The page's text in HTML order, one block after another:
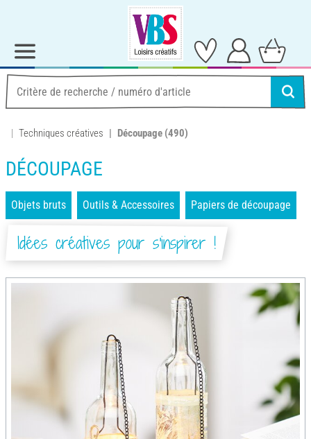
Techniques créatives Découpage (490)
DÉCOUPAGE
Objets bruts Outils & Accessoires Papiers de découpage
Idées créatives pour s'inspirer !